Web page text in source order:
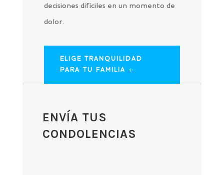
decisiones difíciles en un momento de
dolor.
ELIGE TRANQUILIDAD
PARA TU FAMILIA
ENVÍA TUS
CONDOLENCIAS